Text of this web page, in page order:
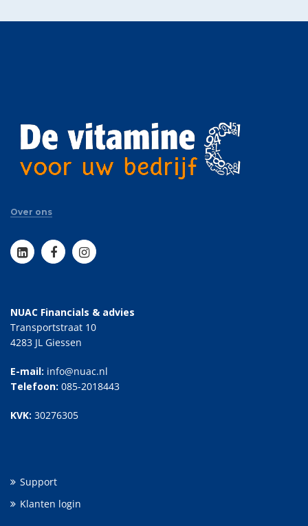
Over ons
NUAC Financials & advies
Transportstraat 10
4283 JL Giessen
E-mail: info@nuac.nl
Telefoon: 085-2018443
KVK: 30276305
Support
Klanten login